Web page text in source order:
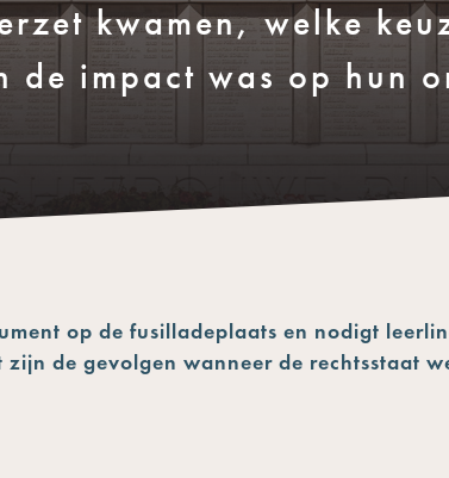
kwamen, welke
de impact was op hun
op de fusilladeplaats en nodigt
de gevolgen wanneer de rechtsstaat